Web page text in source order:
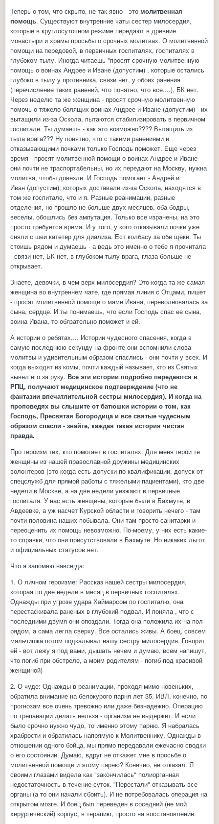
Теперь о том, что скрыто, не так явно - это молитвенная
помощь. Существуют внутренние чаты сестер милосердия,
которые в круглосуточном режиме передают в древние
монастыри и храмы просьбы о срочных молитвах. О молитвенной
помощи на передовой, в первичных госпиталях, госпиталях в
глубоком тылу. Иногда читаешь "просят срочную молитвенную
помощь о воинах Андрее и Иване (допустим) , которые остались
глубоко в тылу у противника, связи нет, у обоих ранения
(перечисление таких ранений, что понятно, что все....), БК нет.
Через неделю та же женщина - просят срочную молитвенную
помочь о тяжело болящих воинах Андрее и Иване (допустим) - их
вытащили из-за Оскола, пытаются стабилизировать в первичном
госпитале. Ты думаешь - как это возможно???? Вытащить из
тыла врага??? Ну понятно, что с такими ранениями и
отказывающими почками только Господь поможет. Еще через
время - просят молитвенной помощи о воинах Андрее и Иване -
они почти не траспортабельны, но их передают на Москву, нужна
молитва, чтобы довезли. И Господь помогает - Андрей и
Иван (допустим), которых доставали из-за Оскола, находятся в
том же госпитале, что и я. Разные реанимации, разные
отделения, но прошло не больше двух месяцев, оба бодры,
веселы, обошлись без ампутация. Только все изранены, на это
просто требуется время. И у того, у кого отказывали почки уже
сняли с шеи катетер для диализа. Ест колбасу за обе щеки. Ты
стоишь рядом и думаешь - а ведь это именно о тебе я прочитала
- связи нет, БК нет, в глубоком тылу врага, глаза больше не
открывает.
Знаете, девочки, в чем верх милосердия? Это когда та же самая
женщина во внутреннем чате, где прямая линия с Отцами, пишет
- просят молитвенной помощи о маме Ивана, переволновалась за
сына, сердце. И ты понимаешь, что если Господь спас ее сына,
воина Ивана, то обязательно поможет и ей.
А истории о ребятах.... Истории чудесного спасения, когда в
самую последнюю секунду на фронте они вспомнили слова
молитвы и удивительным образом спаслись - они почти у всех. И
когда выходят из комы, почти каждый называет, кто из Святых
вывел его за руку. Все эти истории подробно передаются в
РПЦ, получают медицинское подтверждение (что не
фантазии впечатлительной сестры милосердия). И когда на
проповедях вы слышите от батюшки истории о том, как
Господь, Пресвятая Богородица и все святые чудесным
образом спасли - знайте, каждая такая история чистая
правда.
Про героизм тех, кто помогает в госпиталях. Для меня герои те
женщины из нашей православной дружины медицинских
волонтеров (это когда есть допуски по квалификации, допуск от
спецслужб для прямой работы с тяжелыми пациентами), кто две
недели в Москве, а на две недели уезжают в первичные
госпиталя. У нас есть женщины, которые были в Бахмуте, в
Авдеевке, а уж насчет Курской области и говорить нечего - там
почти половина наших побывала. Они там просто санитарки и
переоценить их помощь невозможно. По-моему, у них есть какие-
то справки, что они присутствовали в Бахмуте. Но никаких льгот
и официальных статусов нет.
Что я запомню навсегда:
1. О личном героизме: Рассказ нашей сестры милосердия,
которая по две недели в месяц в первичных госпиталях.
Однажды при угрозе удара Хаймарсом по госпиталю, она
перестаскивала раненых в глубокий подвал. И поняла , что с
последними двумя они опоздали. Тогда она положила их на пол
рядом, а сама легла сверху. Все остались живы. А боец, совсем
мальчишка потом подкалывал нашу сестру милосердия. Говорит
ей - вот лежу я под вами, дышать нечем и думаю, всем напишут,
что погиб при обстреле, а моим родителям - погиб под красивой
женщиной)
2. О чуде: Однажды в реанимации, проходя мимо новеньких,
обратила внимание на белокурого парня лет 35. ИВЛ, конечно, по
прогнозам все очень тревожно или даже безнадежно. Операцию
по трепанации делать нельзя - организм не выдержит. И если
было срочно нужно чудо, то именно этому парню. Я набралась
храбрости и обратилась напрямую к Молитвеннику. Однажды в
отношении одного бойца, мы прямо передавали ежечасно сводки
о его состоянии. Думаю, вдруг не откажет мне в просьбе о
молитвенной помощи и этому парню? Конечно, не отказал. Я
своими глазами видела как "закончилась" полиорганная
недостаточность в течение суток. "Перестали" отказывать все
органы (а то они начали сбоить). И не потребовалась операция на
открытом мозге. И боец был переведен в соседний (не мой
хирургический) корпус, в терапию, просто на восстановление.